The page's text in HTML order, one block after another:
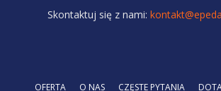
Skontaktuj się z nami:
OFERTA O NAS CZĘSTE PYTANIA